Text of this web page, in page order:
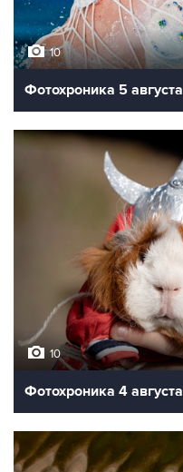
10
Фотохроника 5 августа
10
Фотохроника 4 августа